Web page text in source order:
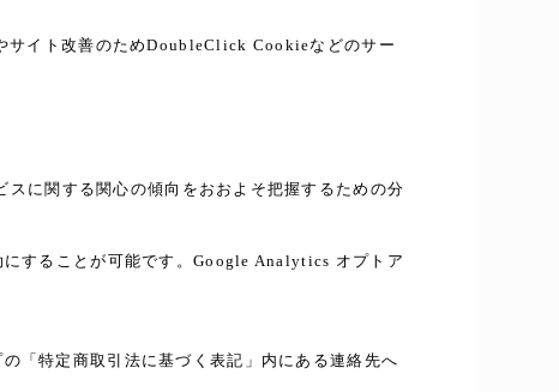
サイト改善のためDoubleClick Cookieなどのサー
に関する関心の傾向をおおよそ把握するための分
することが可能です。Google Analytics オプトア
「特定商取引法に基づく表記」内にある連絡先へ